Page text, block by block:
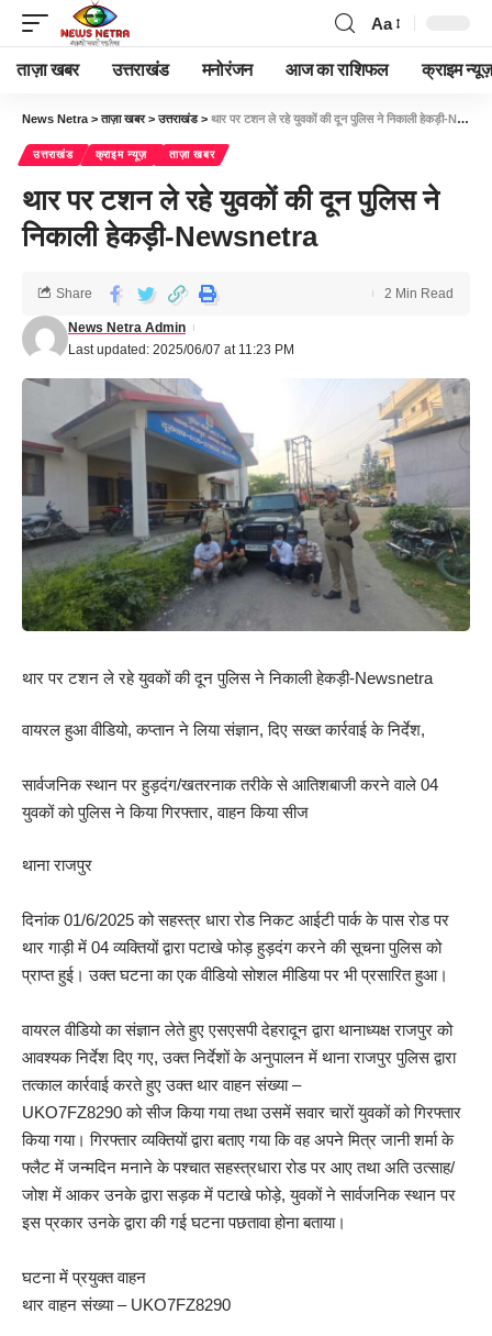
Aa
ताज़ा खबर उत्तराखंड मनोरंजन आज का राशिफल क्राइम न्यूज़
News Netra >ताज़ा खबर>उत्तराखंड> थार पर टशन ले रहे युवकों की दून पुलिस ने निकाली हेकड़ी-Newsnetra
उत्तराखंड क्राइम न्यूज़ ताज़ा खबर
थार पर टशन ले रहे युवकों की दून पुलिस ने
निकाली हेकड़ी-Newsnetra
Last updated: 2025/06/07 at 11:23 PM
News Netra Admin
Share 2 Min Read
थार पर टशन ले रहे युवकों की दून पुलिस ने निकाली हेकड़ी-Newsnetra
वायरल हुआ वीडियो, कप्तान ने लिया संज्ञान, दिए सख्त कार्रवाई के निर्देश,
सार्वजनिक स्थान पर हुड़दंग/खतरनाक तरीके से आतिशबाजी करने वाले 04
युवकों को पुलिस ने किया गिरफ्तार, वाहन किया सीज
थाना राजपुर
दिनांक 01/6/2025 को सहस्त्र धारा रोड निकट आईटी पार्क के पास रोड पर
थार गाड़ी में 04 व्यक्तियों द्वारा पटाखे फोड़ हुड़दंग करने की सूचना पुलिस को
प्राप्त हुई। उक्त घटना का एक वीडियो सोशल मीडिया पर भी प्रसारित हुआ।
वायरल वीडियो का संज्ञान लेते हुए एसएसपी देहरादून द्वारा थानाध्यक्ष राजपुर को
आवश्यक निर्देश दिए गए, उक्त निर्देशों के अनुपालन में थाना राजपुर पुलिस द्वारा
तत्काल कार्रवाई करते हुए उक्त थार वाहन संख्या –
UKO7FZ8290 को सीज किया गया तथा उसमें सवार चारों युवकों को गिरफ्तार
किया गया। गिरफ्तार व्यक्तियों द्वारा बताए गया कि वह अपने मित्र जानी शर्मा के
फ्लैट में जन्मदिन मनाने के पश्चात सहस्त्रधारा रोड पर आए तथा अति उत्साह/
जोश में आकर उनके द्वारा सड़क में पटाखे फोड़े, युवकों ने सार्वजनिक स्थान पर
इस प्रकार उनके द्वारा की गई घटना पछतावा होना बताया।
घटना में प्रयुक्त वाहन
थार वाहन संख्या – UKO7FZ8290